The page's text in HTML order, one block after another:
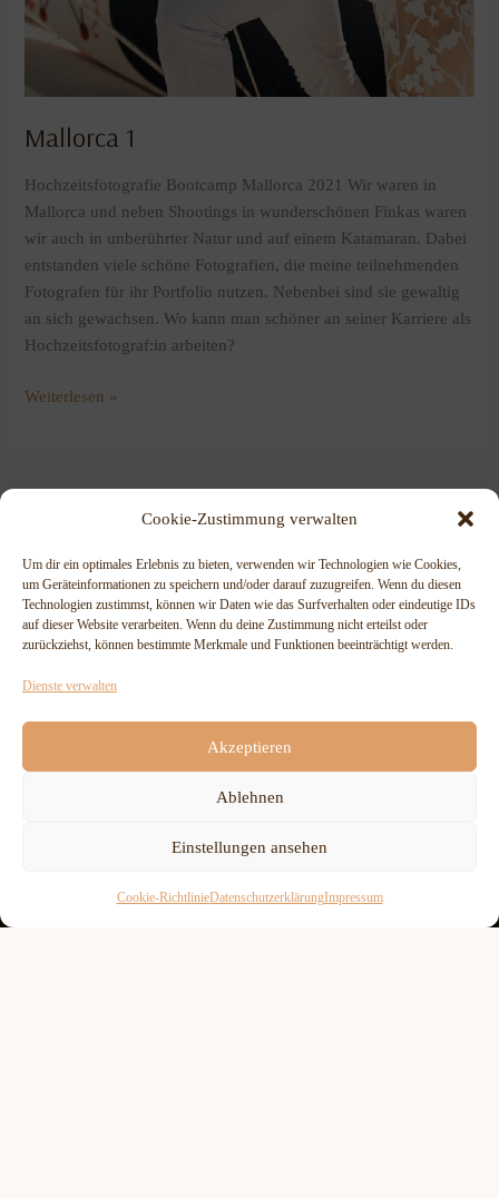
Cookie-Zustimmung verwalten
Um dir ein optimales Erlebnis zu bieten, verwenden wir Technologien wie Cookies,
um Geräteinformationen zu speichern und/oder darauf zuzugreifen. Wenn du diesen
Technologien zustimmst, können wir Daten wie das Surfverhalten oder eindeutige IDs
auf dieser Website verarbeiten. Wenn du deine Zustimmung nicht erteilst oder
zurückziehst, können bestimmte Merkmale und Funktionen beeinträchtigt werden.
Dienste verwalten
Akzeptieren
Ablehnen
Einstellungen ansehen
Cookie-RichtlinieDatenschutzerklärungImpressum
Mallorca 1
Hochzeitsfotografie Bootcamp Mallorca 2021 Wir waren in
Mallorca und neben Shootings in wunderschönen Finkas waren
wir auch in unberührter Natur und auf einem Katamaran. Dabei
entstanden viele schöne Fotografien, die meine teilnehmenden
Fotografen für ihr Portfolio nutzen. Nebenbei sind sie gewaltig
an sich gewachsen. Wo kann man schöner an seiner Karriere als
Hochzeitsfotograf:in arbeiten?
Weiterlesen »